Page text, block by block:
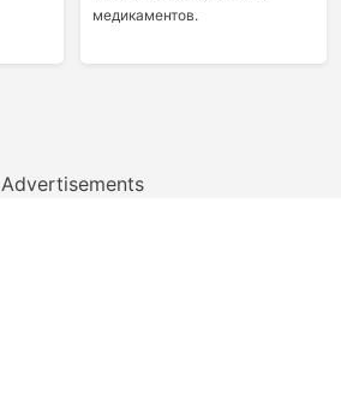
медикаментов.
Advertisements